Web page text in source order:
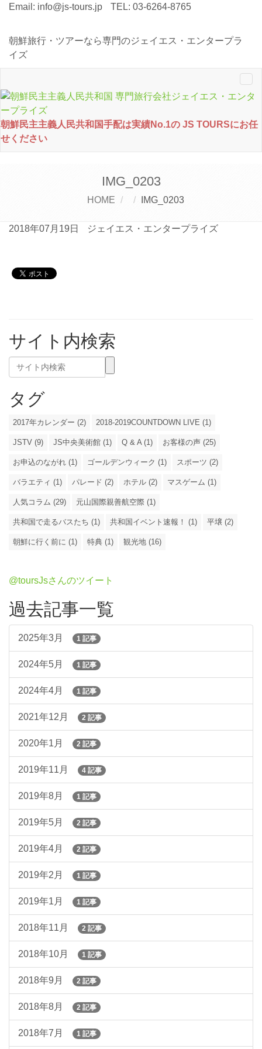
Email: info@js-tours.jp TEL: 03-6264-8765
朝鮮旅行・ツアーなら専門のジェイエス・エンタープラ
イズ
朝鮮民主主義人民共和国手配は実績No.1の JS TOURSにお任
せください
IMG_0203
HOME IMG_0203
2018年07月19日 ジェイエス・エンタープライズ
サイト内検索
タグ
2017年カレンダー (2) 2018-2019COUNTDOWN LIVE (1)
JSTV (9) JS中央美術館 (1) Q & A (1) お客様の声 (25)
お申込のながれ (1) ゴールデンウィーク (1) スポーツ (2)
バラエティ (1) パレード (2) ホテル (2) マスゲーム (1)
人気コラム (29) 元山国際親善航空際 (1)
共和国で走るバスたち (1) 共和国イベント速報！ (1) 平壌 (2)
朝鮮に行く前に (1) 特典 (1) 観光地 (16)
@toursJsさんのツイート
過去記事一覧
2025年3月 1 記事
2024年5月 1 記事
2024年4月 1 記事
2021年12月 2 記事
2020年1月 2 記事
2019年11月 4 記事
2019年8月 1 記事
2019年5月 2 記事
2019年4月 2 記事
2019年2月 1 記事
2019年1月 1 記事
2018年11月 2 記事
2018年10月 1 記事
2018年9月 2 記事
2018年8月 2 記事
2018年7月 1 記事